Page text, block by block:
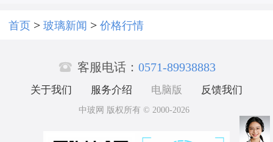
质保障
防工程专用
控 防紫外线
更节能
首页 > 玻璃新闻 > 价格行情
 客服电话： 0571-89938883
关于我们 服务介绍 电脑版 反馈我们
中玻网 版权所有 © 2000-2026